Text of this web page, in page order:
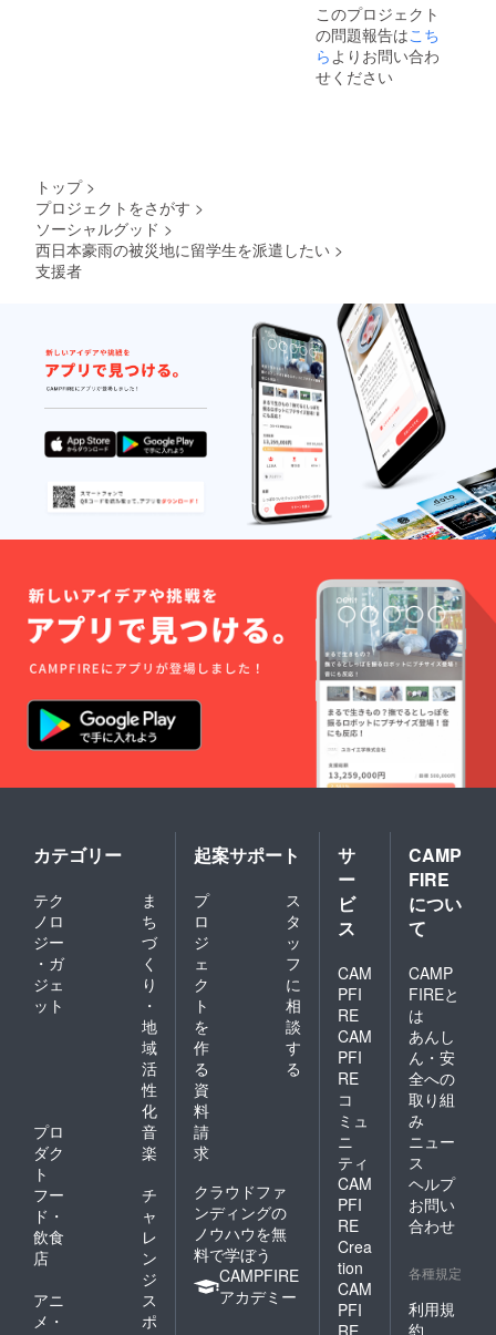
このプロジェクト
の問題報告はこち
ら よりお問い合わ
せください
トップ >
プロジェクトをさがす >
ソーシャルグッド >
西日本豪雨の被災地に留学生を派遣したい >
支援者
カテゴリー
テク
ノロ
ジー
・ガ
ジェ
ット
ま
ち
づ
く
り
・
地
域
活
性
化
プロ
ダク
ト
音
楽
フー
ド・
飲食
店
チ
ャ
レ
ン
ジ
アニ
メ・
ス
ポ
起案サポート
プ
ロ
ジ
ェ
ク
ト
を
作
る
ス
タ
ッ
フ
に
相
談
す
る
資
料
請
求
クラウドファ
ンディングの
ノウハウを無
料で学ぼう
CAMPFIRE
アカデミー
サ
ー
ビ
ス
CAM
PFI
RE
CAM
PFI
RE
コ
ミュ
ニ
ティ
CAM
PFI
RE
Crea
tion
CAM
PFI
CAMP
FIRE
につい
て
CAMP
FIREと
は
あんし
ん・安
全への
取り組
み
ニュー
ス
ヘルプ
お問い
合わせ
各種規定
利用規
約